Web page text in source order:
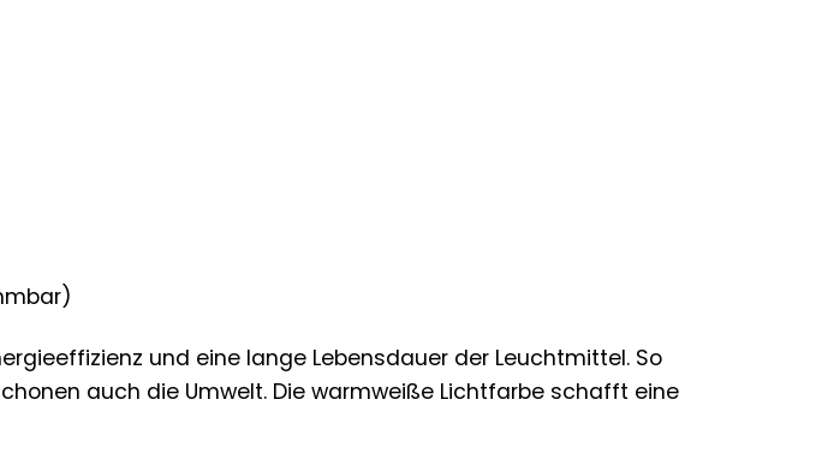
und eine lange Lebensdauer der Leuchtmittel. So
auch die Umwelt. Die warmweiße Lichtfarbe schafft eine